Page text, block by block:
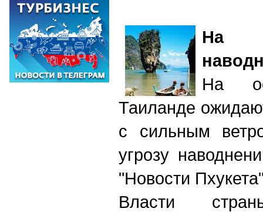
На
На
Таиланде
с сильным
угрозу
"Новости
Власти